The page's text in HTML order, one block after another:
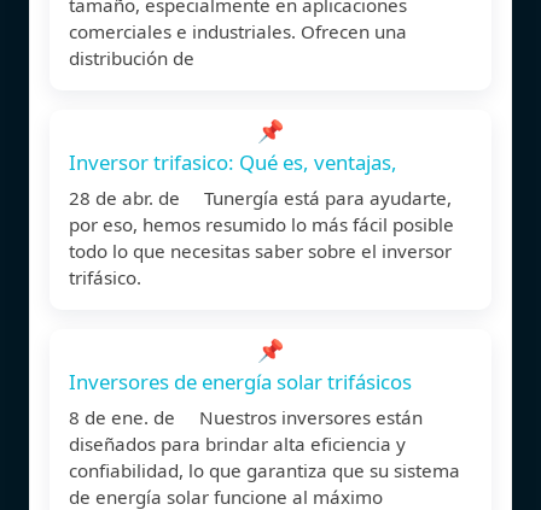
comerciales e industriales. Ofrecen una
distribución de
📌
Inversor trifasico: Qué es, ventajas,
28 de abr. de Tunergía está para ayudarte,
por eso, hemos resumido lo más fácil posible
todo lo que necesitas saber sobre el inversor
trifásico.
📌
Inversores de energía solar trifásicos
8 de ene. de Nuestros inversores están
diseñados para brindar alta eficiencia y
confiabilidad, lo que garantiza que su sistema
de energía solar funcione al máximo